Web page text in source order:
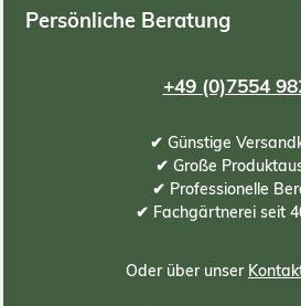
Persönliche Beratung
+49 (0)7554
✔ Günstige
✔ Große
✔ Professionelle
✔ Fachgärtnerei seit
Oder über unser